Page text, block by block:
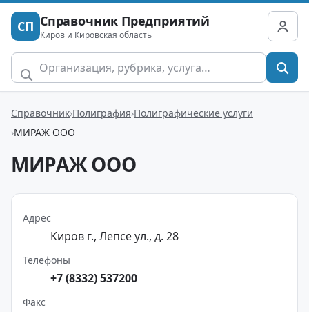
СП Справочник Предприятий
Киров и Кировская область
Справочник Полиграфия Полиграфические услуги
МИРАЖ ООО
МИРАЖ ООО
Адрес
Киров г., Лепсе ул., д. 28
Телефоны
+7 (8332) 537200
Факс